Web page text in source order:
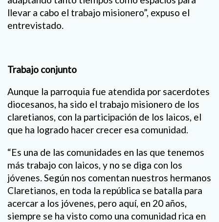
llevar a cabo el trabajo misionero”, expuso el
entrevistado.
Trabajo conjunto
Aunque la parroquia fue atendida por sacerdotes
diocesanos, ha sido el trabajo misionero de los
claretianos, con la participación de los laicos, el
que ha logrado hacer crecer esa comunidad.
“Es una de las comunidades en las que tenemos
más trabajo con laicos, y no se diga con los
jóvenes. Según nos comentan nuestros hermanos
Claretianos, en toda la república se batalla para
acercar a los jóvenes, pero aquí, en 20 años,
siempre se ha visto como una comunidad rica en